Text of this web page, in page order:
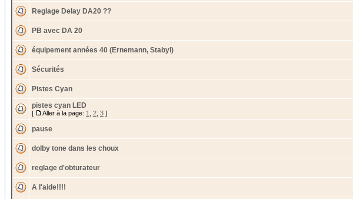
Reglage Delay DA20 ??
PB avec DA 20
équipement années 40 (Ernemann, Stabyl)
Sécurités
Pistes Cyan
pistes cyan LED
[ Aller à la page: 1 2 3 ]
pause
dolby tone dans les choux
reglage d'obturateur
A l'aide!!!!